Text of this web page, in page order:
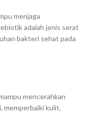
menjaga
adalah jenis serat
bakteri sehat pada
mencerahkan
memperbaiki kulit,